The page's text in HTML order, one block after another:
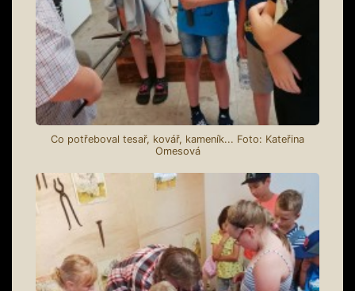
Co potřeboval tesař, kovář, kameník... Foto: Kateřina
Omesová